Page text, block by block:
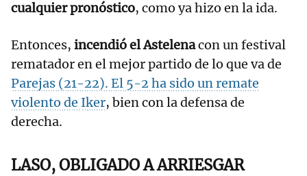
cualquier pronóstico, como ya hizo en la ida.
Entonces, incendió el Astelenacon un festival
rematador en el mejor partido de lo que va de
Parejas (21-22). El 5-2 ha sido un remate
violento de Iker, bien con la defensa de
derecha.
LASO, OBLIGADO A ARRIESGAR